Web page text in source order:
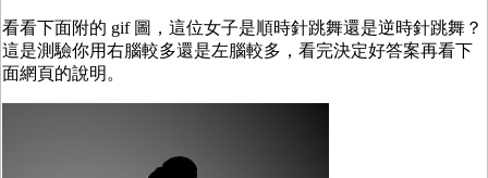
看看下面附的 gif 圖，這位女子是順時針跳舞還是逆時針跳舞？
這是測驗你用右腦較多還是左腦較多，看完決定好答案再看下
面網頁的說明。